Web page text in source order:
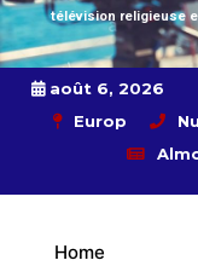
télévision religieuse
août 6, 2026
Europ
Home